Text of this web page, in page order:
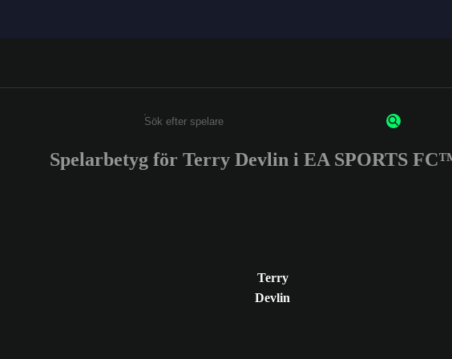
Ange minst 3 tecken eller siffror
Spelarbetyg för Terry Devlin i EA SPORTS
Terry
Devlin